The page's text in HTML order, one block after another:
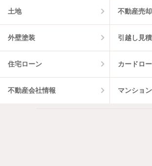
土地 不動産売却
外壁塗装 引越し見
住宅ローン カードロ
不動産会社情報 マンショ